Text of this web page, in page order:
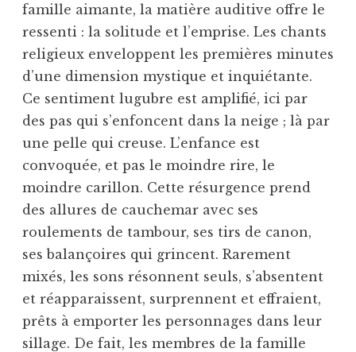
famille aimante, la matière auditive offre le
ressenti : la solitude et l’emprise. Les chants
religieux enveloppent les premières minutes
d’une dimension mystique et inquiétante.
Ce sentiment lugubre est amplifié, ici par
des pas qui s’enfoncent dans la neige ; là par
une pelle qui creuse. L’enfance est
convoquée, et pas le moindre rire, le
moindre carillon. Cette résurgence prend
des allures de cauchemar avec ses
roulements de tambour, ses tirs de canon,
ses balançoires qui grincent. Rarement
mixés, les sons résonnent seuls, s’absentent
et réapparaissent, surprennent et effraient,
prêts à emporter les personnages dans leur
sillage. De fait, les membres de la famille